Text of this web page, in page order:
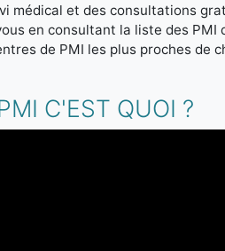
médical et des consultations
en consultant la liste des
de PMI les plus proches de
C'EST QUOI ?